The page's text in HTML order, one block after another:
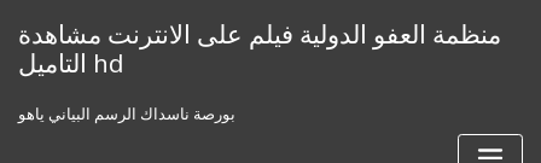
content
منظمة العفو الدولية فيلم على الانترنت مشاهدة
التاميل hd
بورصة ناسداك الرسم البياني ياهو